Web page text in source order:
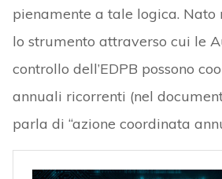
pienamente a tale logica. Nato
lo strumento attraverso cui le
controllo dell’EDPB possono
annuali ricorrenti (nel
parla di “azione coordinata